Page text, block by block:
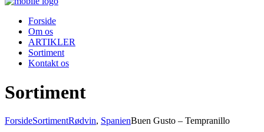
Forside
Om os
ARTIKLER
Sortiment
Kontakt os
Sortiment
ForsideSortimentRødvin, SpanienBuen Gusto – Tempranillo